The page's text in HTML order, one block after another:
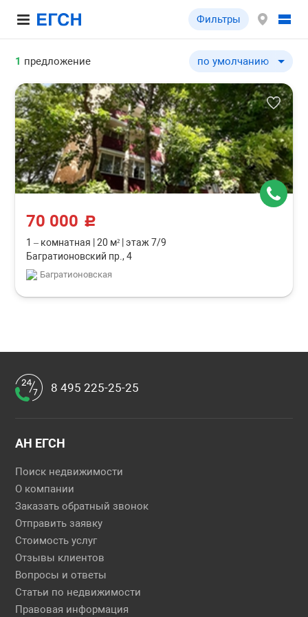
Фильтры
1 предложение по умолчанию
по умолчанию
по цене ↓
по цене ↑
по комнатности ↓
по комнатности ↑
по общей площади ↓
по общей площади ↑
70 000 c
1 – комнатная 20 м² этаж 7/9
Багратионовский пр., 4
Багратионовская
8 495 225-25-25
АН ЕГСН
Поиск недвижимости
О компании
Заказать обратный звонок
Отправить заявку
Стоимость услуг
Отзывы клиентов
Вопросы и ответы
Статьи по недвижимости
Правовая информация